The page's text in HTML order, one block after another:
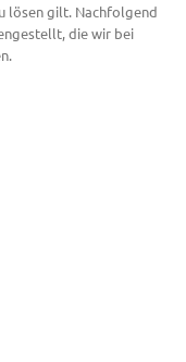
Projekte
lösen gilt. Nachfolgend
die wir bei